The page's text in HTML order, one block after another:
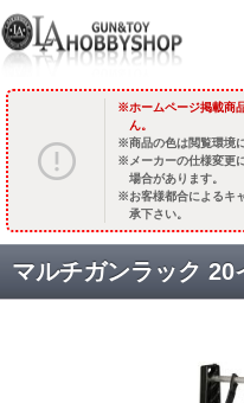
ホームページ掲載商
ん。
商品の色は閲覧環境
メーカーの仕様変更
場合があります。
お客様都合によるキ
承下さい。